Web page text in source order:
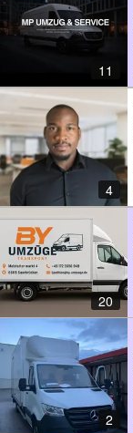
11
4
20
2